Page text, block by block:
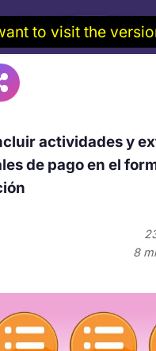
actividades y
de pago en el
8
to visit the